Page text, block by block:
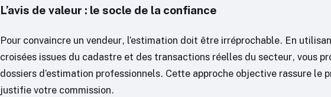
L’avis de valeur : le socle de la confiance
Pour convaincre un vendeur, l’estimation doit être irréprochable. En
croisées issues du cadastre et des transactions réelles du secteur, vous
dossiers d’estimation professionnels. Cette approche objective rassure le
justifie votre commission.